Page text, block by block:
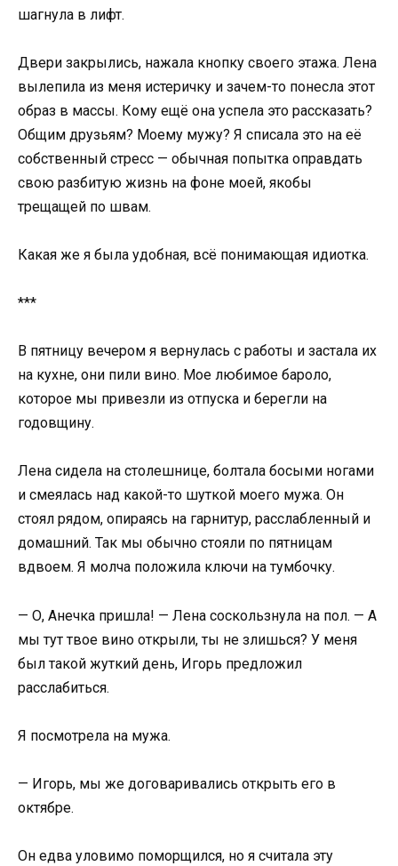
шагнула в лифт.
Двери закрылись, нажала кнопку своего этажа. Лена
вылепила из меня истеричку и зачем-то понесла этот
образ в массы. Кому ещё она успела это рассказать?
Общим друзьям? Моему мужу? Я списала это на её
собственный стресс — обычная попытка оправдать
свою разбитую жизнь на фоне моей, якобы
трещащей по швам.
Какая же я была удобная, всё понимающая идиотка.
***
В пятницу вечером я вернулась с работы и застала их
на кухне, они пили вино. Мое любимое бароло,
которое мы привезли из отпуска и берегли на
годовщину.
Лена сидела на столешнице, болтала босыми ногами
и смеялась над какой-то шуткой моего мужа. Он
стоял рядом, опираясь на гарнитур, расслабленный и
домашний. Так мы обычно стояли по пятницам
вдвоем. Я молча положила ключи на тумбочку.
— О, Анечка пришла! — Лена соскользнула на пол. — А
мы тут твое вино открыли, ты не злишься? У меня
был такой жуткий день, Игорь предложил
расслабиться.
Я посмотрела на мужа.
— Игорь, мы же договаривались открыть его в
октябре.
Он едва уловимо поморщился, но я считала эту